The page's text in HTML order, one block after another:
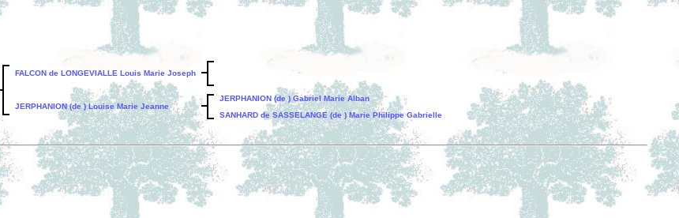
FALCON de LONGEVIALLE Louis Marie Joseph
JERPHANION (de ) Louise Marie Jeanne
JERPHANION (de ) Gabriel Marie Alban
SANHARD de SASSELANGE (de ) Marie Philippe Gabrielle